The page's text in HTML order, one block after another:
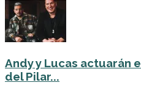
Andy y Lucas actuarán
del Pilar...